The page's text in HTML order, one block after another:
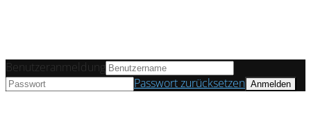
Benutzeranmeldung
Passwort zurücksetzen